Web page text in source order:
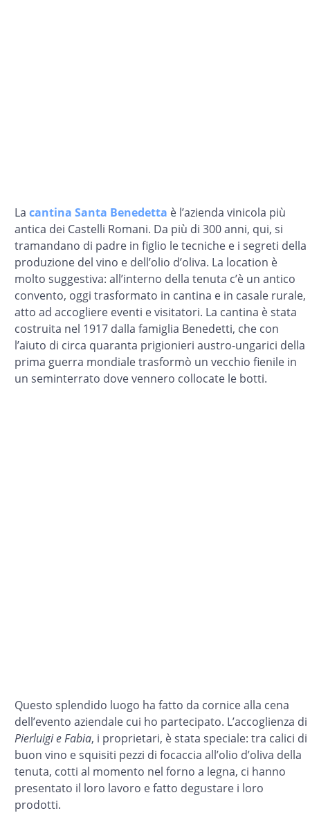
La cantina Santa Benedetta è l’azienda vinicola più
antica dei Castelli Romani. Da più di 300 anni, qui, si
tramandano di padre in figlio le tecniche e i segreti della
produzione del vino e dell’olio d’oliva. La location è
molto suggestiva: all’interno della tenuta c’è un antico
convento, oggi trasformato in cantina e in casale rurale,
atto ad accogliere eventi e visitatori. La cantina è stata
costruita nel 1917 dalla famiglia Benedetti, che con
l’aiuto di circa quaranta prigionieri austro-ungarici della
prima guerra mondiale trasformò un vecchio fienile in
un seminterrato dove vennero collocate le botti.
Questo splendido luogo ha fatto da cornice alla cena
dell’evento aziendale cui ho partecipato. L’accoglienza di
Pierluigi e Fabia, i proprietari, è stata speciale: tra calici di
buon vino e squisiti pezzi di focaccia all’olio d’oliva della
tenuta, cotti al momento nel forno a legna, ci hanno
presentato il loro lavoro e fatto degustare i loro
prodotti.